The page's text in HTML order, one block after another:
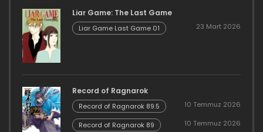
Liar Game: The Last Game
Liar Game Last Game 01 23 Mart 2026
Record of Ragnarok
Record of Ragnarok 89.5 10 Temmuz 2026
Record of Ragnarok 89 10 Temmuz 2026